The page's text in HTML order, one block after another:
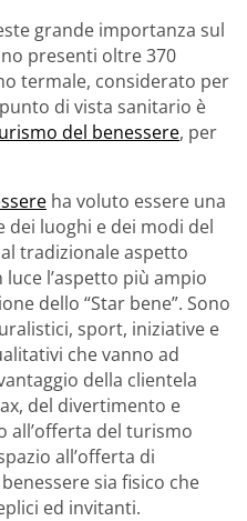
grande importanza sul
presenti oltre 370
termale, considerato per
di vista sanitario è
del benessere, per
ha voluto essere una
dei luoghi e dei modi del
tradizionale aspetto
l’aspetto più ampio
dello “Star bene”. Sono
sport, iniziative e
che vanno ad
della clientela
del divertimento e
all’offerta del turismo
all’offerta di
sia fisico che
ed invitanti.